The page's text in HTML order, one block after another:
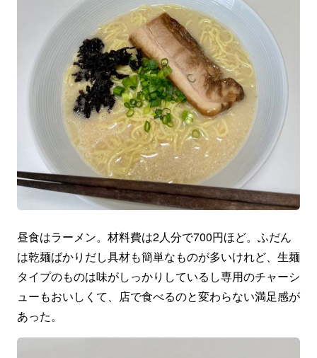
昼食はラーメン。材料費は2人分で700円ほど。ふだん
は乾麺ばかりだし具材も簡単なものが多いけれど、生麺
タイプのものは味がしっかりしているし専用のチャーシ
ューもおいしくて、店で食べるのと変わらない満足感が
あった。